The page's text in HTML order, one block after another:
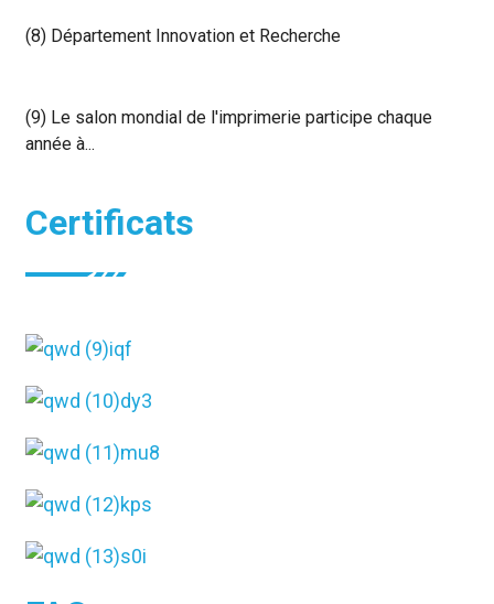
(8) Département Innovation et Recherche
(9) Le salon mondial de l'imprimerie participe chaque
année à...
Certificats